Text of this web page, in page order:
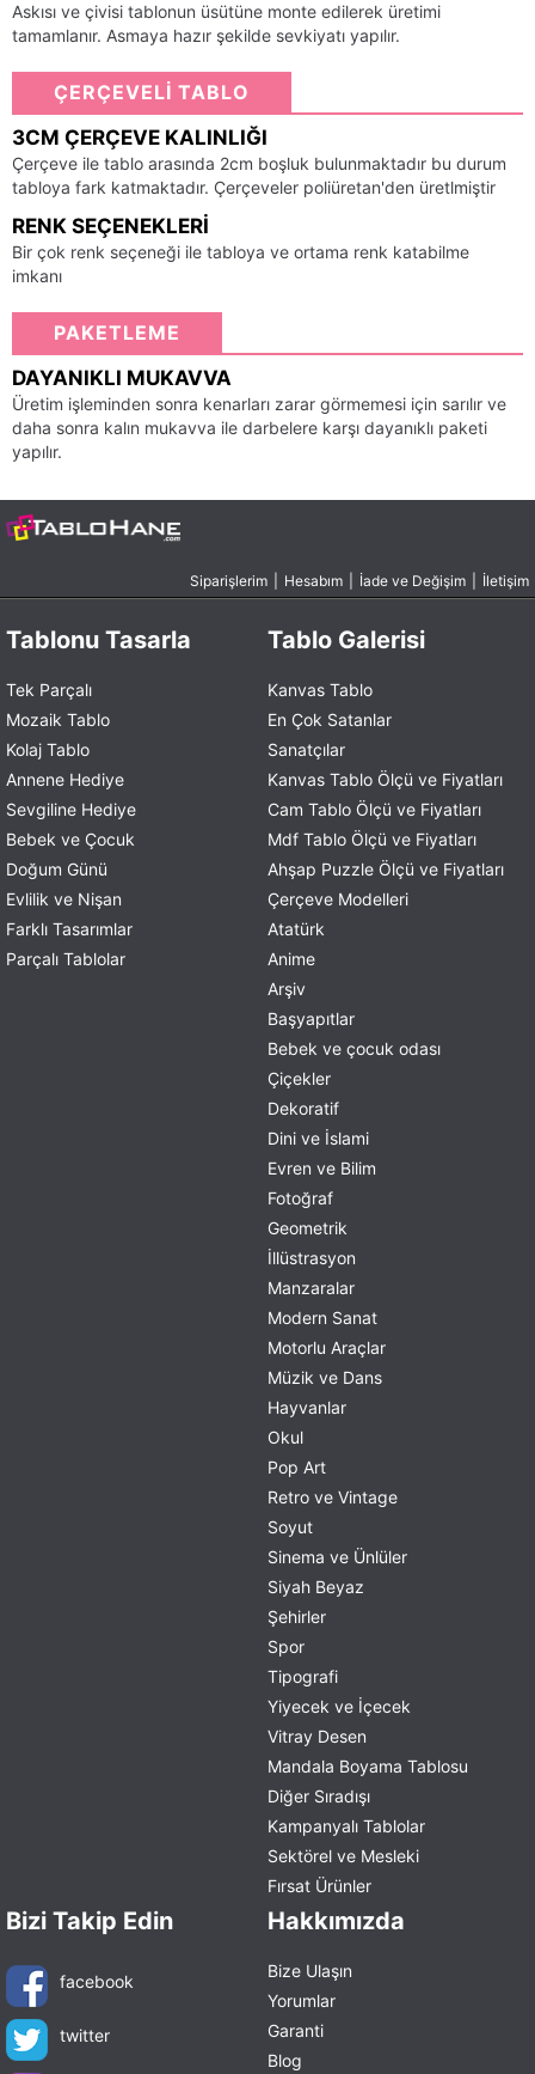
Askısı ve çivisi tablonun üsütüne monte edilerek üretimi
tamamlanır. Asmaya hazır şekilde sevkiyatı yapılır.
ÇERÇEVELİ TABLO
3CM ÇERÇEVE KALINLIĞI
Çerçeve ile tablo arasında 2cm boşluk bulunmaktadır bu durum
tabloya fark katmaktadır. Çerçeveler poliüretan'den üretlmiştir
RENK SEÇENEKLERI
Bir çok renk seçeneği ile tabloya ve ortama renk katabilme
imkanı
PAKETLEME
DAYANIKLI MUKAVVA
Üretim işleminden sonra kenarları zarar görmemesi için sarılır ve
daha sonra kalın mukavva ile darbelere karşı dayanıklı paketi
yapılır.
Siparişlerim Hesabım İade ve Değişim İletişim
Tablonu Tasarla
Tek Parçalı
Mozaik Tablo
Kolaj Tablo
Annene Hediye
Sevgiline Hediye
Bebek ve Çocuk
Doğum Günü
Evlilik ve Nişan
Farklı Tasarımlar
Parçalı Tablolar
Tablo Galerisi
Kanvas Tablo
En Çok Satanlar
Sanatçılar
Kanvas Tablo Ölçü ve Fiyatları
Cam Tablo Ölçü ve Fiyatları
Mdf Tablo Ölçü ve Fiyatları
Ahşap Puzzle Ölçü ve Fiyatları
Çerçeve Modelleri
Atatürk
Anime
Arşiv
Başyapıtlar
Bebek ve çocuk odası
Çiçekler
Dekoratif
Dini ve İslami
Evren ve Bilim
Fotoğraf
Geometrik
İllüstrasyon
Manzaralar
Modern Sanat
Motorlu Araçlar
Müzik ve Dans
Hayvanlar
Okul
Pop Art
Retro ve Vintage
Soyut
Sinema ve Ünlüler
Siyah Beyaz
Şehirler
Spor
Tipografi
Yiyecek ve İçecek
Vitray Desen
Mandala Boyama Tablosu
Diğer Sıradışı
Kampanyalı Tablolar
Sektörel ve Mesleki
Fırsat Ürünler
Bizi Takip Edin
facebook
twitter
Hakkımızda
Bize Ulaşın
Yorumlar
Garanti
Blog